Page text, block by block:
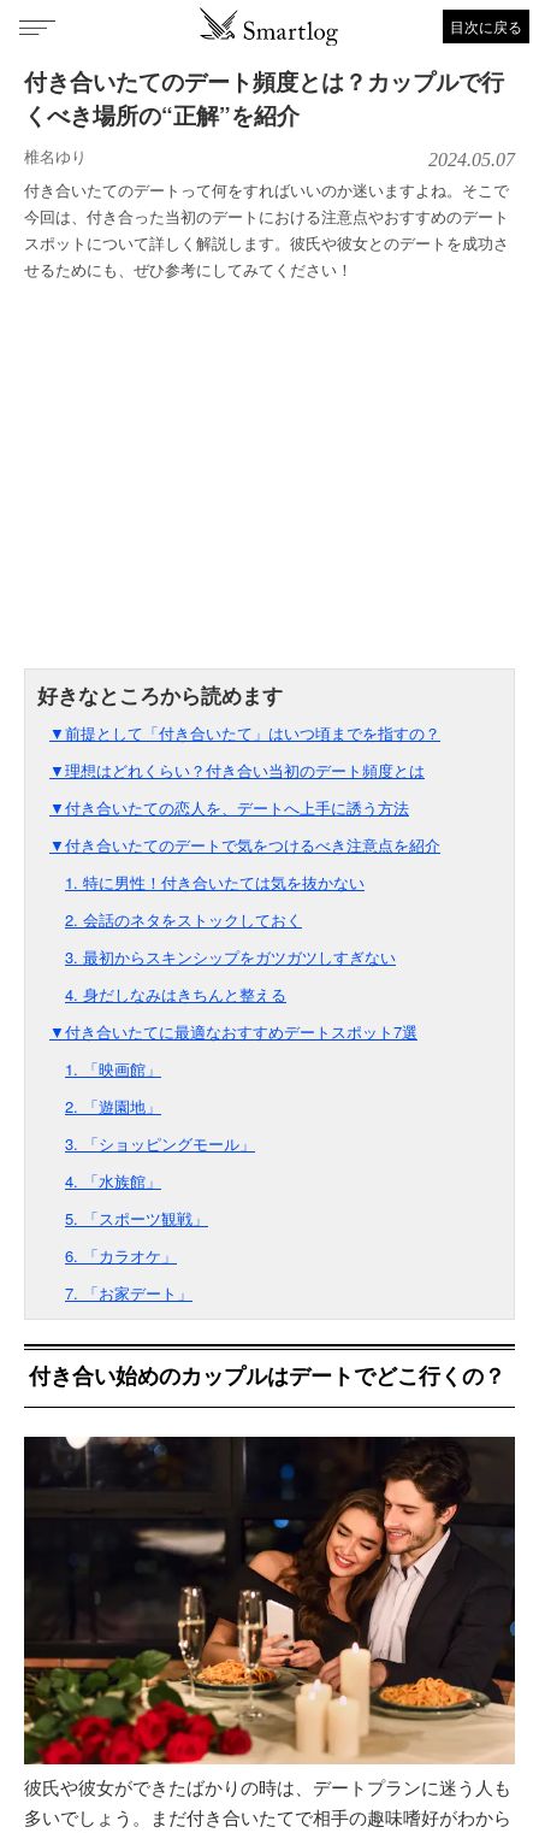
目次に戻る
付き合いたてのデート頻度とは？カップルで行
くべき場所の“正解”を紹介
椎名ゆり 2024.05.07
付き合いたてのデートって何をすればいいのか迷いますよね。そこで
今回は、付き合った当初のデートにおける注意点やおすすめのデート
スポットについて詳しく解説します。彼氏や彼女とのデートを成功さ
せるためにも、ぜひ参考にしてみてください！
▼前提として「付き合いたて」はいつ頃までを指すの？
▼理想はどれくらい？付き合い当初のデート頻度とは
▼付き合いたての恋人を、デートへ上手に誘う方法
▼付き合いたてのデートで気をつけるべき注意点を紹介
1. 特に男性！付き合いたては気を抜かない
2. 会話のネタをストックしておく
3. 最初からスキンシップをガツガツしすぎない
4. 身だしなみはきちんと整える
▼付き合いたてに最適なおすすめデートスポット7選
1. 「映画館」
2. 「遊園地」
3. 「ショッピングモール」
4. 「水族館」
5. 「スポーツ観戦」
6. 「カラオケ」
7. 「お家デート」
付き合い始めのカップルはデートでどこ行くの？
彼氏や彼女ができたばかりの時は、デートプランに迷う人も
多いでしょう。まだ付き合いたてで相手の趣味嗜好がわから